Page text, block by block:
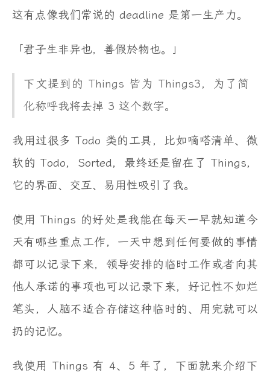
这有点像我们常说的 deadline 是第一生产力。
「君子生非异也，善假於物也。」
下文提到的 Things 皆为 Things3，为了简
化称呼我将去掉 3 这个数字。
我用过很多 Todo 类的工具，比如嘀嗒清单、微
软的 Todo，Sorted，最终还是留在了 Things，
它的界面、交互、易用性吸引了我。
使用 Things 的好处是我能在每天一早就知道今
天有哪些重点工作，一天中想到任何要做的事情
都可以记录下来，领导安排的临时工作或者向其
他人承诺的事项也可以记录下来，好记性不如烂
笔头，人脑不适合存储这种临时的、用完就可以
扔的记忆。
我使用 Things 有 4、5 年了，下面就来介绍下